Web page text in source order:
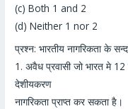
(c) Both 1 and 2
(d) Neither 1 nor 2
प्रश्न: भारतीय नागरिकता के
1. अवैध प्रवासीजो भारत मे 12
देशीयकरण
नागरिकता प्राप्त कर सकता है।